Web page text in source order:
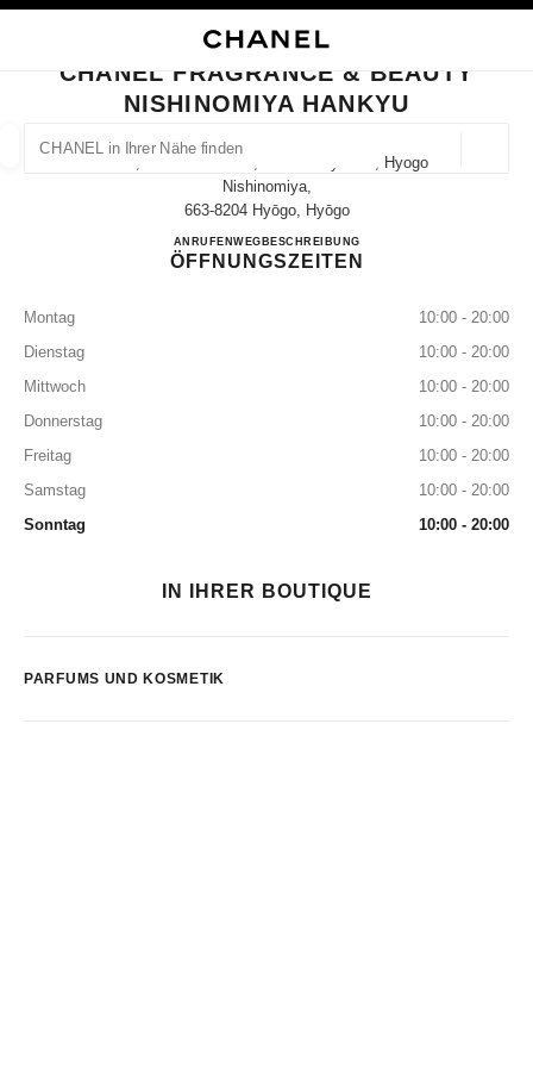
CHANEL IN IHRER NÄHE FINDEN
Vorschläge werden unter dieser Suchleiste angezeigt
0 Vorschläge verfügbar
BOUTIQUEKARTE SCHLIESSEN CHANEL FRAGRANCE & BEAUTY
CHANEL FRAGRANCE & BEAUTY
NISHINOMIYA HANKYU
14-1, Takamatsu-Cho, Nishinomiya-Shi, Hyogo
Nishinomiya,
663-8204 Hyōgo, Hyōgo
ANRUFEN080-9588-1308
WEGBESCHREIBUNGCHANEL FRAGRANCE &
ÖFFNUNGSZEITEN
Montag
10:00 - 20:00
Dienstag
10:00 - 20:00
Mittwoch
10:00 - 20:00
Donnerstag
10:00 - 20:00
Freitag
10:00 - 20:00
Samstag
10:00 - 20:00
Sonntag
10:00 - 20:00
IN IHRER BOUTIQUE
PARFUMS UND KOSMETIK
Ergebnisse filtern nach:
BRILLEN UHREN UND SCHMUCK